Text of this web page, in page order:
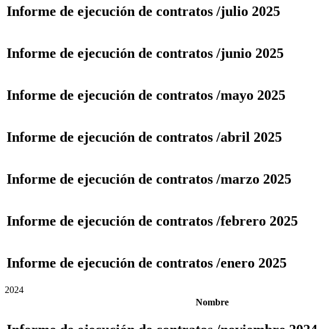
Informe de ejecución de contratos /julio 2025
Informe de ejecución de contratos /junio 2025
Informe de ejecución de contratos /mayo 2025
Informe de ejecución de contratos /abril 2025
Informe de ejecución de contratos /marzo 2025
Informe de ejecución de contratos /febrero 2025
Informe de ejecución de contratos /enero 2025
2024
Nombre